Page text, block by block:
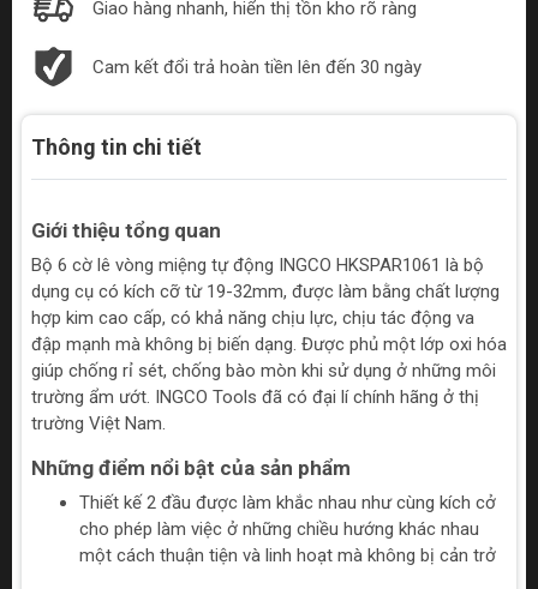
Giao hàng nhanh, hiển thị tồn kho rõ ràng
Cam kết đổi trả hoàn tiền lên đến 30 ngày
Thông tin chi tiết
Giới thiệu tổng quan
Bộ 6 cờ lê vòng miệng tự động INGCO HKSPAR1061 là bộ
dụng cụ có kích cỡ từ 19-32mm, được làm bằng chất lượng
hợp kim cao cấp, có khả năng chịu lực, chịu tác động va
đập mạnh mà không bị biến dạng. Được phủ một lớp oxi hóa
giúp chống rỉ sét, chống bào mòn khi sử dụng ở những môi
trường ẩm ướt. INGCO Tools đã có đại lí chính hãng ở thị
trường Việt Nam.
Những điểm nổi bật của sản phẩm
Thiết kế 2 đầu được làm khắc nhau như cùng kích cở
cho phép làm việc ở những chiều hướng khác nhau
một cách thuận tiện và linh hoạt mà không bị cản trở